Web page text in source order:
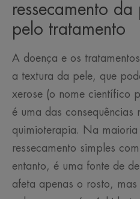
ressecamento
pelo tratamento
A doença e os
a textura da pele, que
xerose (o nome científico
é uma das consequências
quimioterapia. Na maioria
ressecamento simples
entanto, é uma fonte de
afeta apenas o rosto,